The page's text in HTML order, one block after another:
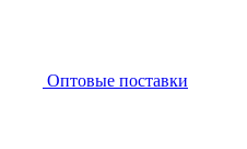
Оптовые поставки